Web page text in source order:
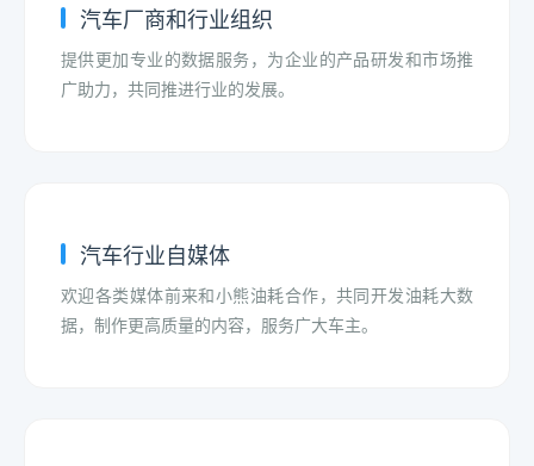
汽车厂商和行业组织
提供更加专业的数据服务，为企业的产品研发和市场推
广助力，共同推进行业的发展。
汽车行业自媒体
欢迎各类媒体前来和小熊油耗合作，共同开发油耗大数
据，制作更高质量的内容，服务广大车主。